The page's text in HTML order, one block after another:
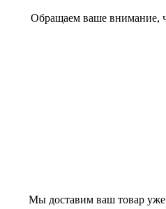
Обращаем ваше внимание,
Мы доставим ваш товар уже